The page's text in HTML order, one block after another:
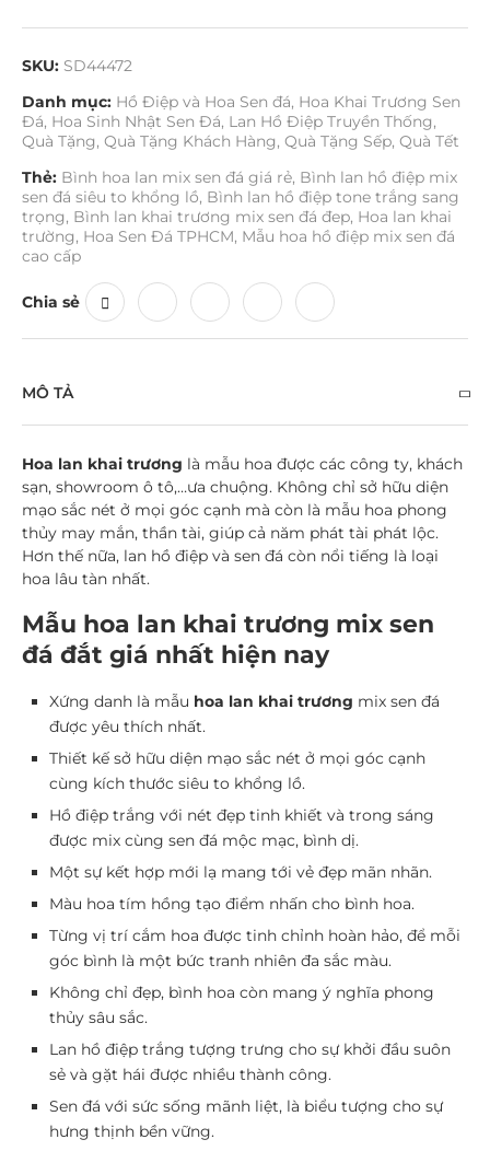
SKU: SD44472
Danh mục: Hồ Điệp và Hoa Sen đá, Hoa Khai Trương Sen
Đá, Hoa Sinh Nhật Sen Đá, Lan Hồ Điệp Truyền Thống,
Quà Tặng, Quà Tặng Khách Hàng, Quà Tặng Sếp, Quà Tết
Thẻ: Bình hoa lan mix sen đá giá rẻ, Bình lan hồ điệp mix
sen đá siêu to khổng lồ, Bình lan hồ điệp tone trắng sang
trọng, Bình lan khai trương mix sen đá đep, Hoa lan khai
trường, Hoa Sen Đá TPHCM, Mẫu hoa hồ điệp mix sen đá
cao cấp
Chia sẻ
MÔ TẢ
Hoa lan khai trương là mẫu hoa được các công ty, khách
sạn, showroom ô tô,…ưa chuộng. Không chỉ sở hữu diện
mạo sắc nét ở mọi góc cạnh mà còn là mẫu hoa phong
thủy may mắn, thần tài, giúp cả năm phát tài phát lộc.
Hơn thế nữa, lan hồ điệp và sen đá còn nổi tiếng là loại
hoa lâu tàn nhất.
Mẫu hoa lan khai trương mix sen
đá đắt giá nhất hiện nay
Xứng danh là mẫu hoa lan khai trương mix sen đá
được yêu thích nhất.
Thiết kế sở hữu diện mạo sắc nét ở mọi góc cạnh
cùng kích thước siêu to khổng lồ.
Hồ điệp trắng với nét đẹp tinh khiết và trong sáng
được mix cùng sen đá mộc mạc, bình dị.
Một sự kết hợp mới lạ mang tới vẻ đẹp mãn nhãn.
Màu hoa tím hồng tạo điểm nhấn cho bình hoa.
Từng vị trí cắm hoa được tinh chỉnh hoàn hảo, để mỗi
góc bình là một bức tranh nhiên đa sắc màu.
Không chỉ đẹp, bình hoa còn mang ý nghĩa phong
thủy sâu sắc.
Lan hồ điệp trắng tượng trưng cho sự khởi đầu suôn
sẻ và gặt hái được nhiều thành công.
Sen đá với sức sống mãnh liệt, là biểu tượng cho sự
hưng thịnh bền vững.